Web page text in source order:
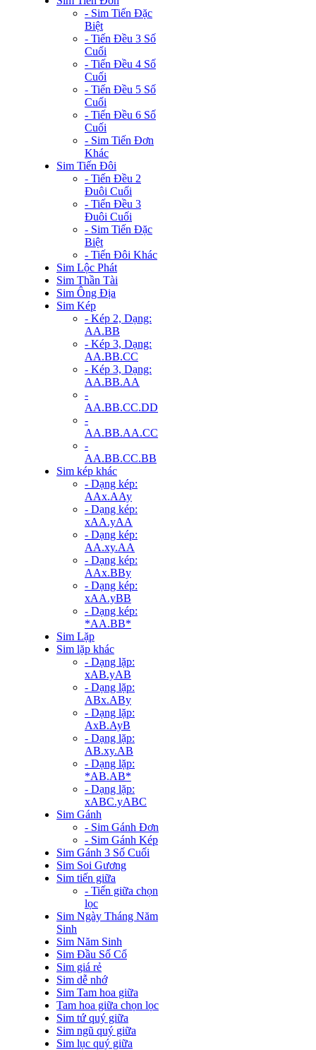
- Sim Tiến Đặc
Biệt
- Tiến Đều 3 Số
Cuối
- Tiến Đều 4 Số
Cuối
- Tiến Đều 5 Số
Cuối
- Tiến Đều 6 Số
Cuối
- Sim Tiến Đơn
Khác
Sim Tiến Đôi
- Tiến Đều 2
Đuôi Cuối
- Tiến Đều 3
Đuôi Cuối
- Sim Tiến Đặc
Biệt
- Tiến Đôi Khác
Sim Lộc Phát
Sim Thần Tài
Sim Ông Địa
Sim Kép
- Kép 2, Dạng:
AA.BB
- Kép 3, Dạng:
AA.BB.CC
- Kép 3, Dạng:
AA.BB.AA
-
AA.BB.CC.DD
-
AA.BB.AA.CC
-
AA.BB.CC.BB
Sim kép khác
- Dạng kép:
AAx.AAy
- Dạng kép:
xAA.yAA
- Dạng kép:
AA.xy.AA
- Dạng kép:
AAx.BBy
- Dạng kép:
xAA.yBB
- Dạng kép:
*AA.BB*
Sim Lặp
Sim lặp khác
- Dạng lặp:
xAB.yAB
- Dạng lặp:
ABx.ABy
- Dạng lặp:
AxB.AyB
- Dạng lặp:
AB.xy.AB
- Dạng lặp:
*AB.AB*
- Dạng lặp:
xABC.yABC
Sim Gánh
- Sim Gánh Đơn
- Sim Gánh Kép
Sim Gánh 3 Số Cuối
Sim Soi Gương
Sim tiến giữa
- Tiến giữa chọn
lọc
Sim Ngày Tháng Năm
Sinh
Sim Năm Sinh
Sim Đầu Số Cổ
Sim giá rẻ
Sim dễ nhớ
Sim Tam hoa giữa
Tam hoa giữa chọn lọc
Sim tứ quý giữa
Sim ngũ quý giữa
Sim lục quý giữa